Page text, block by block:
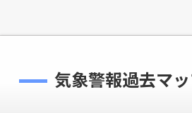
気象警報過去マ